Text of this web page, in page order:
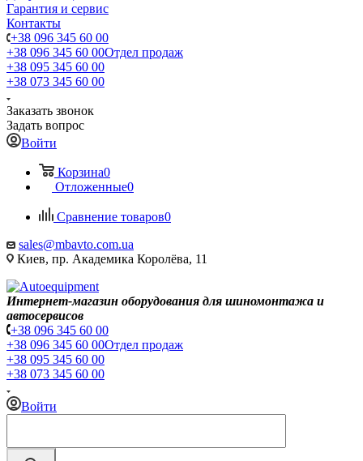
Гарантия и сервис
Контакты
+38 096 345 60 00
+38 096 345 60 00Отдел продаж
+38 095 345 60 00
+38 073 345 60 00
Заказать звонок
Задать вопрос
Войти
Корзина0
Отложенные0
Сравнение товаров0
sales@mbavto.com.ua
Киев, пр. Академика Королёва, 11
Интернет-магазин оборудования для шиномонтажа и
автосервисов
+38 096 345 60 00
+38 096 345 60 00Отдел продаж
+38 095 345 60 00
+38 073 345 60 00
Войти